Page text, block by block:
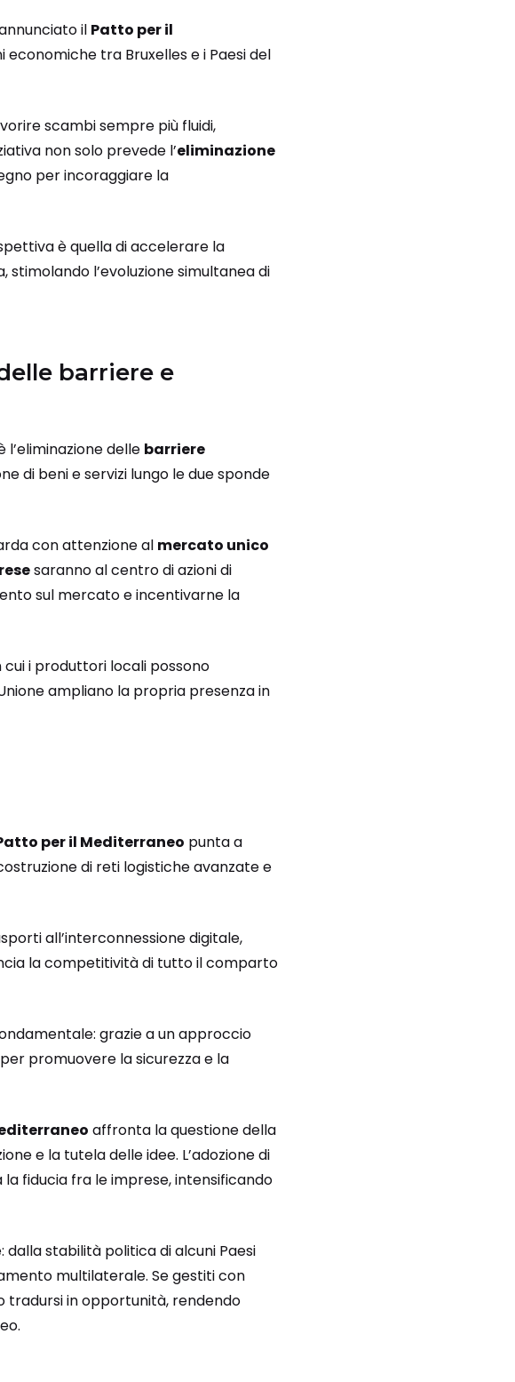
il Patto per il
tra Bruxelles e i Paesi del
scambi sempre più fluidi,
non solo prevede l’eliminazione
per incoraggiare la
è quella di accelerare la
l’evoluzione simultanea di
barriere e
l’eliminazione delle barriere
di beni e servizi lungo le due sponde
con attenzione al mercato unico
saranno al centro di azioni di
sul mercato e incentivarne la
cui i produttori locali possono
ampliano la propria presenza in
per il Mediterraneo punta a
di reti logistiche avanzate e
all’interconnessione digitale,
la competitività di tutto il comparto
grazie a un approccio
per promuovere la sicurezza e la
affronta la questione della
e la tutela delle idee. L’adozione di
fiducia fra le imprese, intensificando
stabilità politica di alcuni Paesi
multilaterale. Se gestiti con
tradursi in opportunità, rendendo